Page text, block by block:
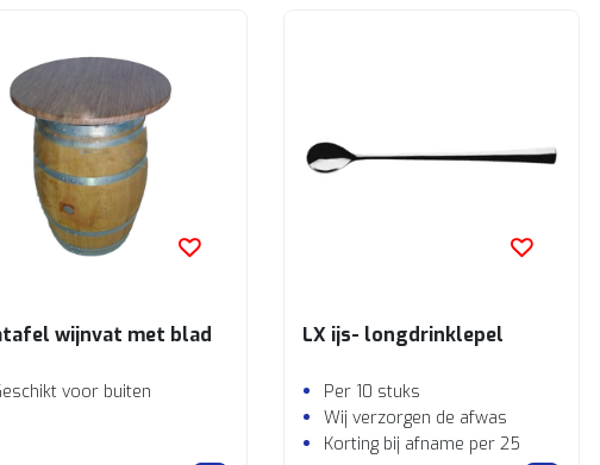
wijnvat met blad
voor buiten
LX ijs- longdrinklepel
Per 10 stuks
Wij verzorgen de afwas
Korting bij afname per 25